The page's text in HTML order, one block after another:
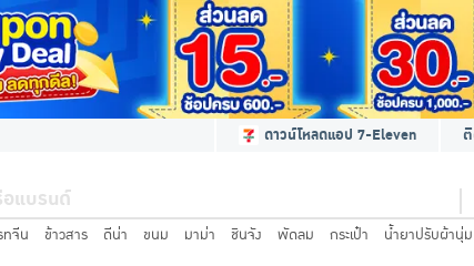
ดาวน์โหลดแอป 7-Eleven
ทจีน ข้าวสาร ดีน่า ขนม มาม่า ชินจัง พัดลม กระเป๋า น้ำยาปรับผ้านุ่ม